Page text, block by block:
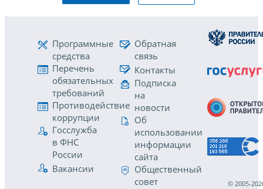
Программные
средства
Перечень
обязательных
требований
Противодействие
коррупции
Госслужба
в ФНС
России
Вакансии
Обратная
связь
Контакты
Подписка
на
новости
Об
использовании
информации
сайта
Общественный
совет
© 2005-